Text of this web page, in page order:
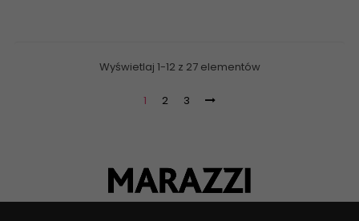
Wyświetlaj 1-12 z 27 elementów
1 2 3